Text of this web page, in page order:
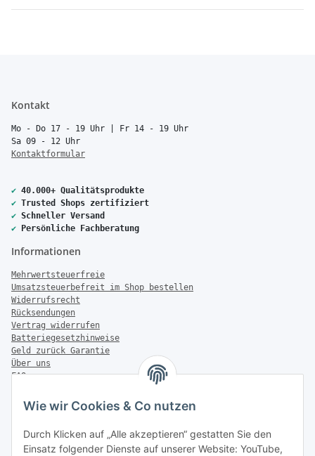
Wie wir Cookies & Co nutzen
Durch Klicken auf „Alle akzeptieren“ gestatten Sie den
Einsatz folgender Dienste auf unserer Website: YouTube,
Kontakt
Mo - Do 17 - 19 Uhr | Fr 14 - 19 Uhr
Sa 09 - 12 Uhr
Kontaktformular
✔ 40.000+ Qualitätsprodukte
✔ Trusted Shops zertifiziert
✔ Schneller Versand
✔ Persönliche Fachberatung
Informationen
Mehrwertsteuerfreie
Umsatzsteuerbefreit im Shop bestellen
Widerrufsrecht
Rücksendungen
Vertrag widerrufen
Batteriegesetzhinweise
Geld zurück Garantie
Über uns
FAQ
Zahlung & Versand